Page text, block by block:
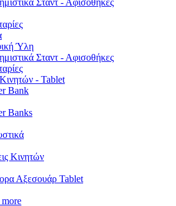
Σταντ - Αφισοθήκες
Ύλη
Σταντ - Αφισοθήκες
- Tablet
Bank
Banks
Κινητών
Αξεσουάρ Tablet